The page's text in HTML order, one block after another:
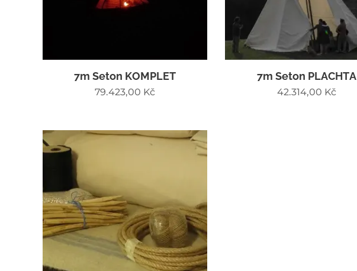
7m Seton KOMPLET
79.423,00 Kč
7m Seton PLACHTA
42.314,00 Kč